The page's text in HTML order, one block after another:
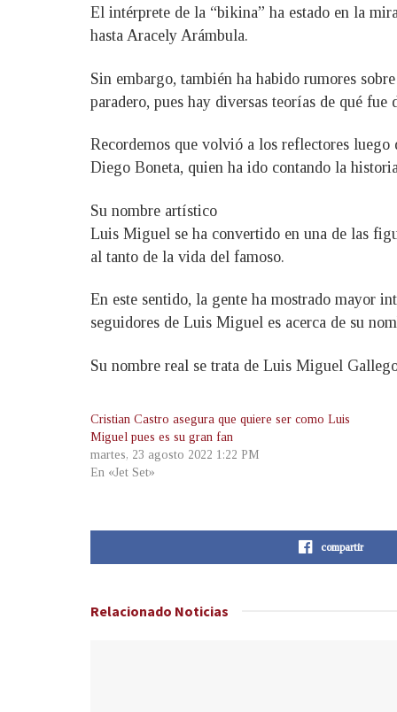
El intérprete de la “bikina” ha estado en la
hasta Aracely Arámbula.
Sin embargo, también ha habido rumores
paradero, pues hay diversas teorías de qué fue
Recordemos que volvió a los reflectores
Diego Boneta, quien ha ido contando la
Su nombre artístico
Luis Miguel se ha convertido en una de las
al tanto de la vida del famoso.
En este sentido, la gente ha mostrado mayor
seguidores de Luis Miguel es acerca de su
Su nombre real se trata de Luis Miguel
Cristian Castro asegura que quiere ser como Luis
Miguel pues es su gran fan
martes, 23 agosto 2022 1:22 PM
En «Jet Set»
compartir
Relacionado Noticias